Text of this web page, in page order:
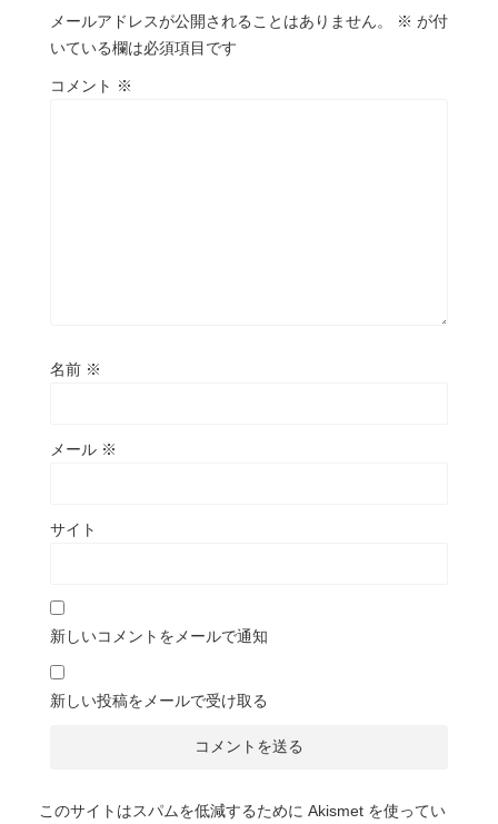
メールアドレスが公開されることはありません。 ※ が付
いている欄は必須項目です
コメント ※
名前 ※
メール ※
サイト
新しいコメントをメールで通知
新しい投稿をメールで受け取る
このサイトはスパムを低減するために Akismet を使ってい